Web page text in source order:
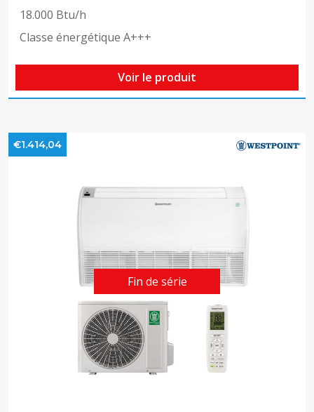
18.000 Btu/h
Classe énergétique A+++
Voir le produit
Fin de série
€1.414,04